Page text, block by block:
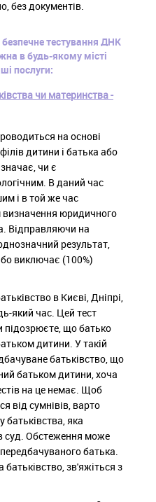
без документів.
тестування ДНК
в будь-якому місті
послуги:
чи материнства -
на основі
дитини і батька або
чи є
В даний час
і в той же час
юридичного
Відправляючи на
результат,
виключає (100%)
в Києві, Дніпрі,
який час. Цей тест
підозрюєте, що батько
дитини. У такій
батьківство, що
батьком дитини, хоча
на це немає. Щоб
від сумнівів, варто
батьківства, яка
суд. Обстеження може
батька.
батьківство, зв'яжіться з